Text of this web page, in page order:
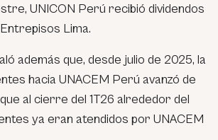
UNICON Perú recibió dividendos
Lima.
además que, desde julio de 2025, la
hacia UNACEM Perú avanzó de
al cierre del 1T26 alrededor del
ya eran atendidos por UNACEM